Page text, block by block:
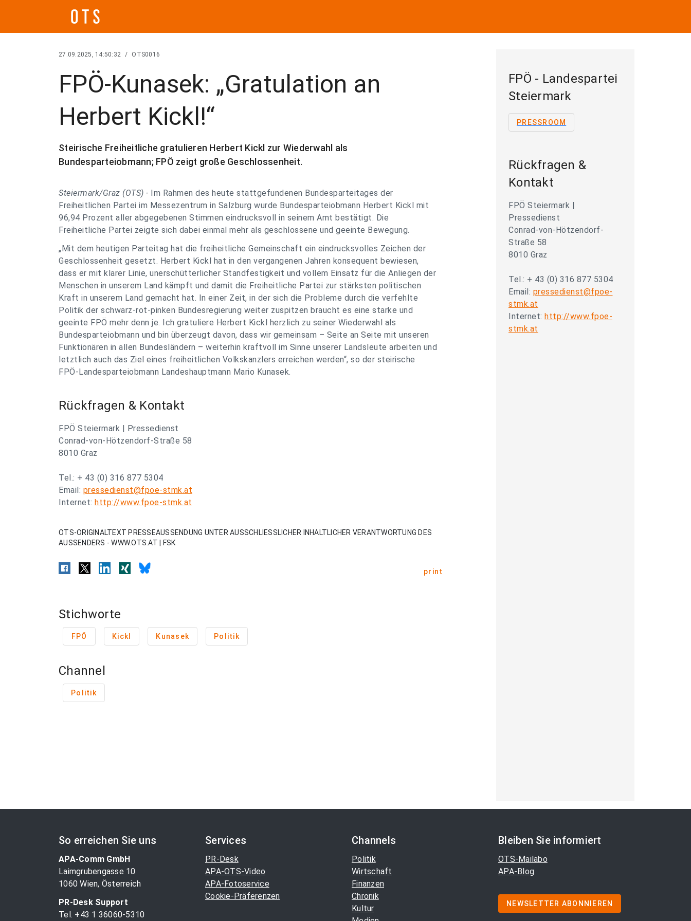
27.09.2025, 14:50:32 / OTS0016
FPÖ-Kunasek: „Gratulation an
Herbert Kickl!“
Steirische Freiheitliche gratulieren Herbert Kickl zur Wiederwahl als
Bundesparteiobmann; FPÖ zeigt große Geschlossenheit.
Steiermark/Graz (OTS) - Im Rahmen des heute stattgefundenen Bundesparteitages der
Freiheitlichen Partei im Messezentrum in Salzburg wurde Bundesparteiobmann Herbert Kickl mit
96,94 Prozent aller abgegebenen Stimmen eindrucksvoll in seinem Amt bestätigt. Die
Freiheitliche Partei zeigte sich dabei einmal mehr als geschlossene und geeinte Bewegung.
„Mit dem heutigen Parteitag hat die freiheitliche Gemeinschaft ein eindrucksvolles Zeichen der
Geschlossenheit gesetzt. Herbert Kickl hat in den vergangenen Jahren konsequent bewiesen,
dass er mit klarer Linie, unerschütterlicher Standfestigkeit und vollem Einsatz für die Anliegen der
Menschen in unserem Land kämpft und damit die Freiheitliche Partei zur stärksten politischen
Kraft in unserem Land gemacht hat. In einer Zeit, in der sich die Probleme durch die verfehlte
Politik der schwarz-rot-pinken Bundesregierung weiter zuspitzen braucht es eine starke und
geeinte FPÖ mehr denn je. Ich gratuliere Herbert Kickl herzlich zu seiner Wiederwahl als
Bundesparteiobmann und bin überzeugt davon, dass wir gemeinsam – Seite an Seite mit unseren
Funktionären in allen Bundesländern – weiterhin kraftvoll im Sinne unserer Landsleute arbeiten und
letztlich auch das Ziel eines freiheitlichen Volkskanzlers erreichen werden“, so der steirische
FPÖ-Landesparteiobmann Landeshauptmann Mario Kunasek.
Rückfragen & Kontakt
FPÖ Steiermark | Pressedienst
Conrad-von-Hötzendorf-Straße 58
8010 Graz
Tel.: + 43 (0) 316 877 5304
Email: pressedienst@fpoe-stmk.at
Internet: http://www.fpoe-stmk.at
OTS-ORIGINALTEXT PRESSEAUSSENDUNG UNTER AUSSCHLIESSLICHER INHALTLICHER VERANTWORTUNG DES
AUSSENDERS - WWW.OTS.AT | FSK
print
Stichworte
FPÖ Kickl Kunasek Politik
Channel
Politik
FPÖ - Landespartei
Steiermark
PRESSROOM
Rückfragen &
Kontakt
FPÖ Steiermark |
Pressedienst
Conrad-von-Hötzendorf-
Straße 58
8010 Graz
Tel.: + 43 (0) 316 877 5304
Email: pressedienst@fpoe-
stmk.at
Internet: http://www.fpoe-
stmk.at
So erreichen Sie uns
APA-Comm GmbH
Laimgrubengasse 10
1060 Wien, Österreich
PR-Desk Support
Tel. +43 1 36060-5310
Services
PR-Desk
APA-OTS-Video
APA-Fotoservice
Cookie-Präferenzen
Channels
Politik
Wirtschaft
Finanzen
Chronik
Kultur
Bleiben Sie informiert
OTS-Mailabo
APA-Blog
NEWSLETTER ABONNIEREN